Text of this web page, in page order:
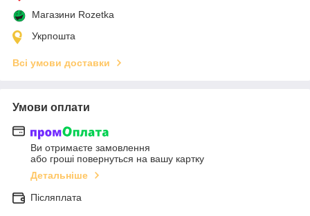
Магазини Rozetka
Укрпошта
Всі умови доставки
Умови оплати
Ви отримаєте замовлення
або гроші повернуться на вашу картку
Детальніше
Післяплата